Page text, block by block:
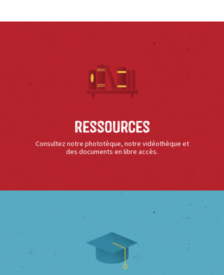
Ressources
Consultez notre phototèque, notre vidéothèque et
des documents en libre accès.